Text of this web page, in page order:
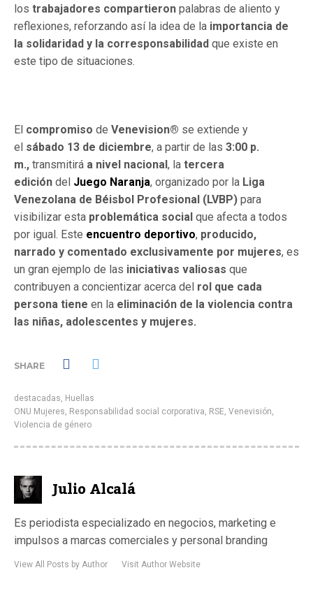
los trabajadores compartieron palabras de aliento y
reflexiones, reforzando así la idea de la importancia de
la solidaridad y la corresponsabilidad que existe en
este tipo de situaciones.
El compromiso de Venevision® se extiende y
el sábado 13 de diciembre, a partir de las 3:00 p.
m., transmitirá a nivel nacional, la tercera
edición del Juego Naranja, organizado por la Liga
Venezolana de Béisbol Profesional (LVBP) para
visibilizar esta problemática social que afecta a todos
por igual. Este encuentro deportivo, producido,
narrado y comentado exclusivamente por mujeres, es
un gran ejemplo de las iniciativas valiosas que
contribuyen a concientizar acerca del rol que cada
persona tiene en la eliminación de la violencia contra
las niñas, adolescentes y mujeres.
SHARE
destacadas, Huellas
ONU Mujeres, Responsabilidad social corporativa, RSE, Venevisión,
Violencia de género
Julio Alcalá
Es periodista especializado en negocios, marketing e
impulsos a marcas comerciales y personal branding
View All Posts by Author Visit Author Website